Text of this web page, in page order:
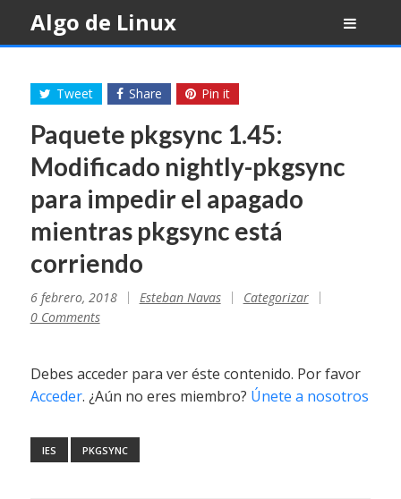
content
Algo de Linux
Tweet Share Pin it
Paquete pkgsync 1.45:
Modificado nightly-pkgsync
para impedir el apagado
mientras pkgsync está
corriendo
6 febrero, 2018 Esteban Navas
Categorizar
0 Comments
Debes acceder para ver éste contenido. Por favor
Acceder. ¿Aún no eres miembro? Únete a nosotros
IES PKGSYNC